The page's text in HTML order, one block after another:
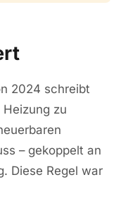
2024 schreibt
zu
– gekoppelt an
Diese Regel war